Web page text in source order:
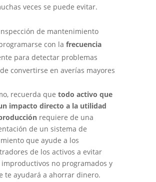
veces se puede evitar.
de mantenimiento
con la frecuencia
para detectar problemas
convertirse en averías mayores
recuerda que todo activo que
impacto directo a la utilidad
requiere de una
de un sistema de
que ayude a los
de los activos a evitar
no programados y
te ayudará a ahorrar dinero.